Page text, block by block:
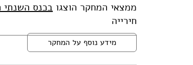
ממצאי המחקר הוצגו בכנס השנתי
חירייה
מידע נוסף על המחקר